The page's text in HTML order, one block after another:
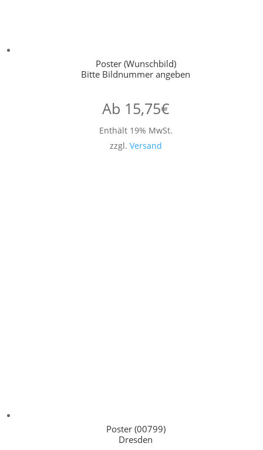
Poster (Wunschbild)
Bitte Bildnummer angeben
Ab 15,75€
Enthält 19% MwSt.
zzgl. Versand
Poster (00799)
Dresden